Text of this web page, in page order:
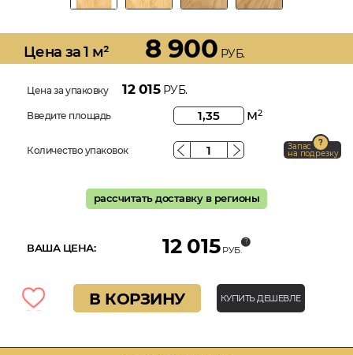
Цена за 1 м² 8 900 РУБ.
Цена за упаковку 12 015РУБ.
Введите площадь м2
Количество упаковок Запас
на подрезку
рассчитать доставку в регионы
ВАША ЦЕНА: 12 015 РУБ.
В КОРЗИНУ КУПИТЬ ДЕШЕВЛЕ